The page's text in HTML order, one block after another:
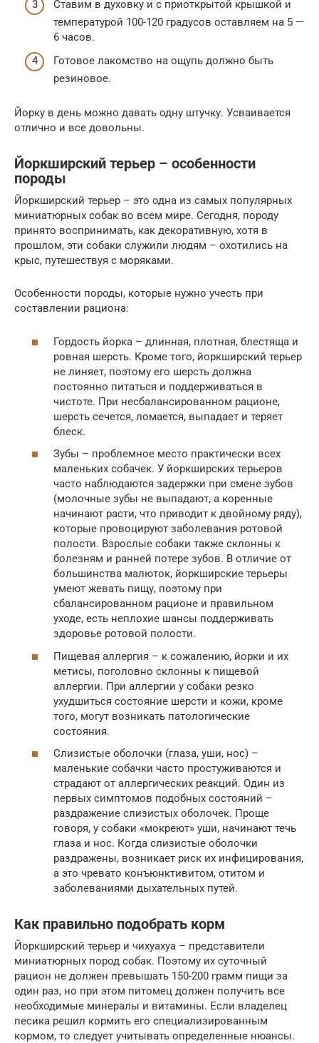
Ставим в духовку и с приоткрытой крышкой и
температурой 100-120 градусов оставляем на 5 —
6 часов.
Готовое лакомство на ощупь должно быть
резиновое.
Йорку в день можно давать одну штучку. Усваивается
отлично и все довольны.
Йоркширский терьер – особенности
породы
Йоркширский терьер – это одна из самых популярных
миниатюрных собак во всем мире. Сегодня, породу
принято воспринимать, как декоративную, хотя в
прошлом, эти собаки служили людям – охотились на
крыс, путешествуя с моряками.
Особенности породы, которые нужно учесть при
составлении рациона:
Гордость йорка – длинная, плотная, блестяща и
ровная шерсть. Кроме того, йоркширский терьер
не линяет, поэтому его шерсть должна
постоянно питаться и поддерживаться в
чистоте. При несбалансированном рационе,
шерсть сечется, ломается, выпадает и теряет
блеск.
Зубы – проблемное место практически всех
маленьких собачек. У йоркширских терьеров
часто наблюдаются задержки при смене зубов
(молочные зубы не выпадают, а коренные
начинают расти, что приводит к двойному ряду),
которые провоцируют заболевания ротовой
полости. Взрослые собаки также склонны к
болезням и ранней потере зубов. В отличие от
большинства малюток, йоркширские терьеры
умеют жевать пищу, поэтому при
сбалансированном рационе и правильном
уходе, есть неплохие шансы поддерживать
здоровье ротовой полости.
Пищевая аллергия – к сожалению, йорки и их
метисы, поголовно склонны к пищевой
аллергии. При аллергии у собаки резко
ухудшиться состояние шерсти и кожи, кроме
того, могут возникать патологические
состояния.
Слизистые оболочки (глаза, уши, нос) –
маленькие собачки часто простуживаются и
страдают от аллергических реакций. Один из
первых симптомов подобных состояний –
раздражение слизистых оболочек. Проще
говоря, у собаки «мокреют» уши, начинают течь
глаза и нос. Когда слизистые оболочки
раздражены, возникает риск их инфицирования,
а это чревато конъюнктивитом, отитом и
заболеваниями дыхательных путей.
Как правильно подобрать корм
Йоркширский терьер и чихуахуа – представители
миниатюрных пород собак. Поэтому их суточный
рацион не должен превышать 150-200 грамм пищи за
один раз, но при этом питомец должен получить все
необходимые минералы и витамины. Если владелец
песика решил кормить его специализированным
кормом, то следует учитывать определенные нюансы.